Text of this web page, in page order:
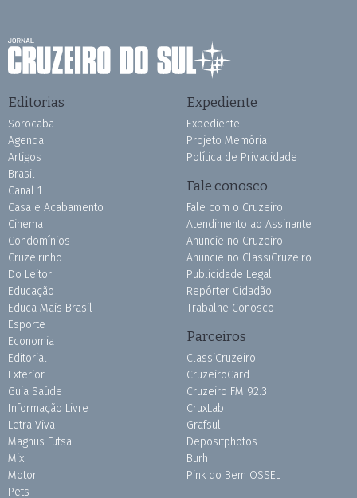
Editorias
Sorocaba
Agenda
Artigos
Brasil
Canal 1
Casa e Acabamento
Cinema
Condomínios
Cruzeirinho
Do Leitor
Educação
Educa Mais Brasil
Esporte
Economia
Editorial
Exterior
Guia Saúde
Informação Livre
Letra Viva
Magnus Futsal
Mix
Motor
Pets
Expediente
Expediente
Projeto Memória
Política de Privacidade
Fale conosco
Fale com o Cruzeiro
Atendimento ao Assinante
Anuncie no Cruzeiro
Anuncie no ClassiCruzeiro
Publicidade Legal
Repórter Cidadão
Trabalhe Conosco
Parceiros
ClassiCruzeiro
CruzeiroCard
Cruzeiro FM 92.3
CruxLab
Grafsul
Depositphotos
Burh
Pink do Bem OSSEL